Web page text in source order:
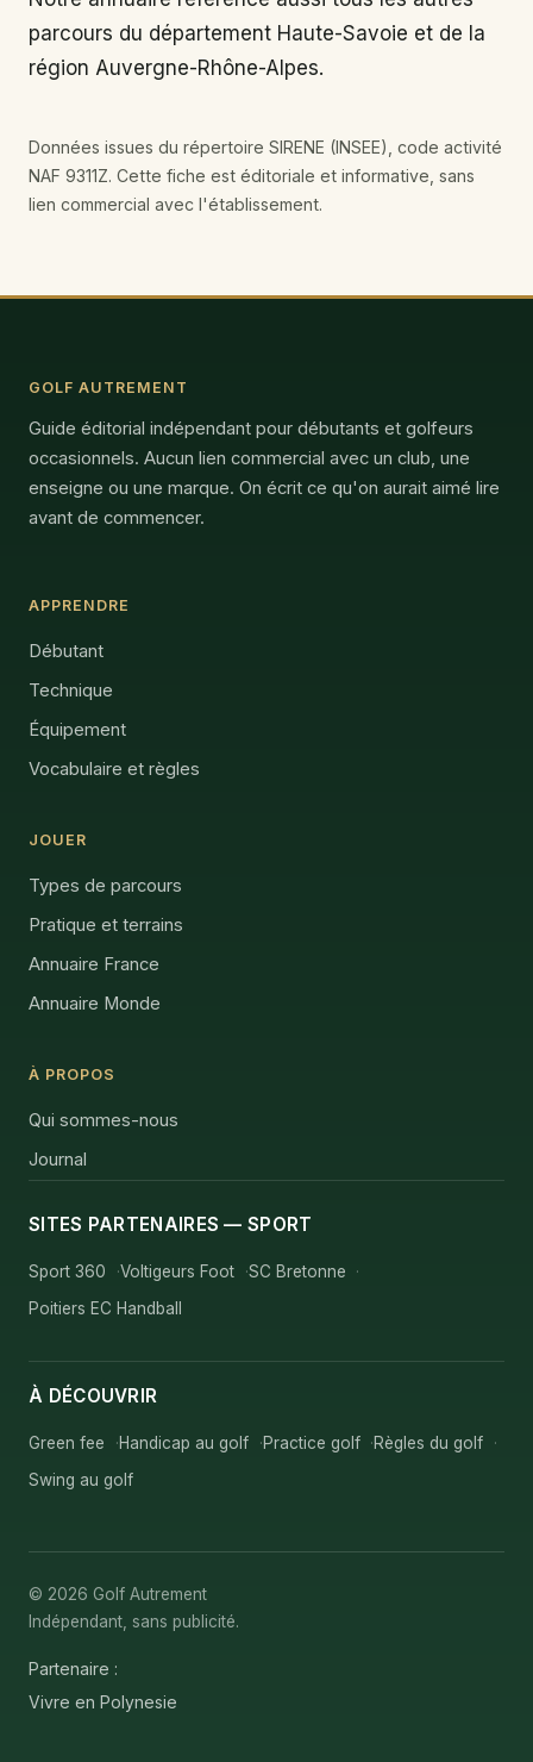
parcours du département Haute-Savoie et de la
région Auvergne-Rhône-Alpes.
Données issues du répertoire SIRENE (INSEE), code activité
NAF 9311Z. Cette fiche est éditoriale et informative, sans
lien commercial avec l'établissement.
GOLF AUTREMENT
Guide éditorial indépendant pour débutants et golfeurs
occasionnels. Aucun lien commercial avec un club, une
enseigne ou une marque. On écrit ce qu'on aurait aimé lire
avant de commencer.
APPRENDRE
Débutant
Technique
Équipement
Vocabulaire et règles
JOUER
Types de parcours
Pratique et terrains
Annuaire France
Annuaire Monde
À PROPOS
Qui sommes-nous
Journal
SITES PARTENAIRES — SPORT
Sport 360 Voltigeurs Foot
SC Bretonne
Poitiers EC Handball
À DÉCOUVRIR
Green fee Handicap au golf Practice golf
Règles du golf
Swing au golf
© 2026 Golf Autrement
Indépendant, sans publicité.
Partenaire :
Vivre en Polynesie